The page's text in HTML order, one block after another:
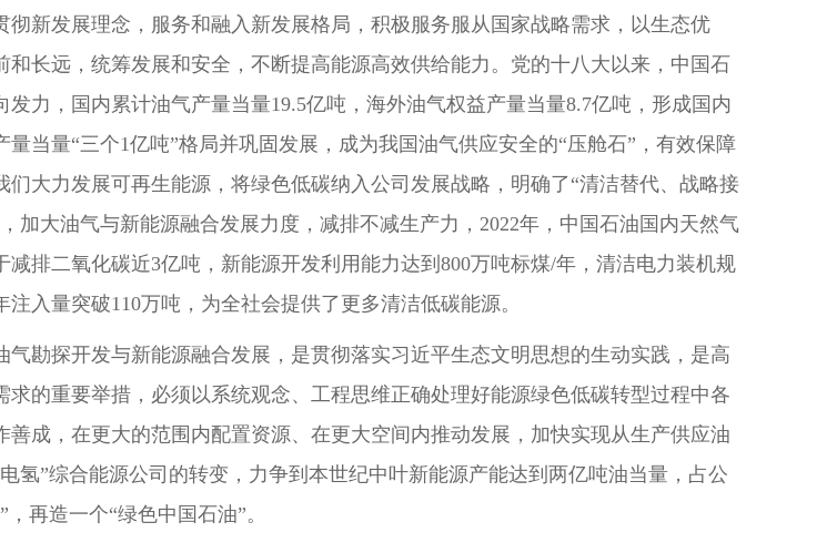
彻新发展理念，服务和融入新发展格局，积极服务服从国家战略需求，以生态优
和长远，统筹发展和安全，不断提高能源高效供给能力。党的十八大以来，中国石
力，国内累计油气产量当量19.5亿吨，海外油气权益产量当量8.7亿吨，形成国内
当量“三个1亿吨”格局并巩固发展，成为我国油气供应安全的“压舱石”，有效保障
们大力发展可再生能源，将绿色低碳纳入公司发展战略，明确了“清洁替代、战略接
加大油气与新能源融合发展力度，减排不减生产力，2022年，中国石油国内天然气
减排二氧化碳近3亿吨，新能源开发利用能力达到800万吨标煤/年，清洁电力装机规
入量突破110万吨，为全社会提供了更多清洁低碳能源。
气勘探开发与新能源融合发展，是贯彻落实习近平生态文明思想的生动实践，是高
求的重要举措，必须以系统观念、工程思维正确处理好能源绿色低碳转型过程中各
善成，在更大的范围内配置资源、在更大空间内推动发展，加快实现从生产供应油
氢”综合能源公司的转变，力争到本世纪中叶新能源产能达到两亿吨油当量，占公
再造一个“绿色中国石油”。